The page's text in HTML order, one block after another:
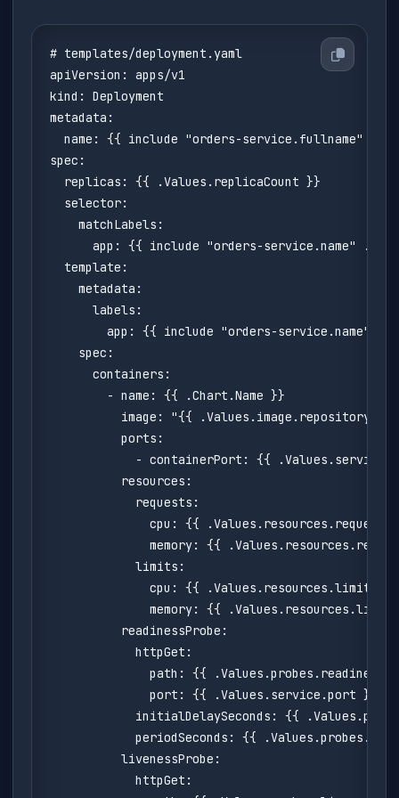
# templates/deployment.yaml
apiVersion: apps/v1
kind: Deployment
metadata:
  name: {{ include "orders-service.fullname" . }}
spec:
  replicas: {{ .Values.replicaCount }}
  selector:
    matchLabels:
      app: {{ include "orders-service.name" . }}
  template:
    metadata:
      labels:
app: {{ include "orders-service.name" .
    spec:
      containers:
        - name: {{ .Chart.Name }}
image: "{{ .Values.image.repository
          ports:
- containerPort: {{
          resources:
            requests:
cpu: {{
memory: {{
            limits:
cpu: {{
memory: {{
          readinessProbe:
            httpGet:
path: {{
              port: {{ .Values.service.port }}
initialDelaySeconds: {{
periodSeconds: {{
          livenessProbe:
            httpGet: